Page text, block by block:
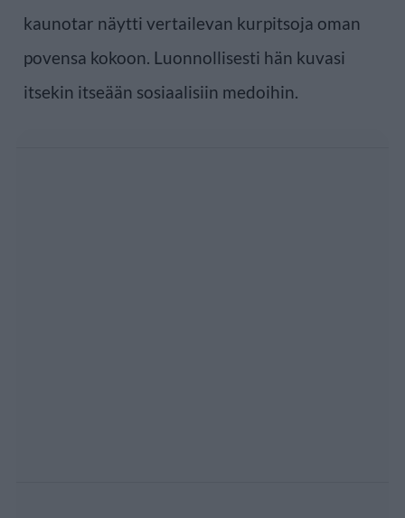
kaunotar näytti vertailevan kurpitsoja oman
povensa kokoon. Luonnollisesti hän kuvasi
itsekin itseään sosiaalisiin medoihin.